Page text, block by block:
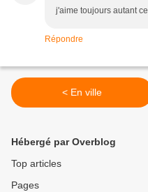
j'aime toujours autant
Répondre
< En ville
Hébergé par Overblog
Top articles
Pages